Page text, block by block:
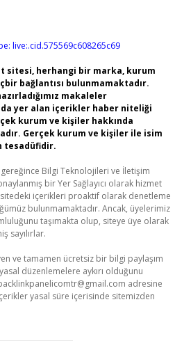
live:.cid.575569c608265c69
sitesi, herhangi bir marka, kurum
bağlantısı bulunmamaktadır.
makaleler
yer alan içerikler haber niteliği
kurum ve kişiler hakkında
Gerçek kurum ve kişiler ile isim
tesadüfidir.
gereğince Bilgi Teknolojileri ve İletişim
bir Yer Sağlayıcı olarak hizmet
içerikleri proaktif olarak denetleme
bulunmamaktadır. Ancak, üyelerimiz
taşımakta olup, siteye üye olarak
sayılırlar.
ve tamamen ücretsiz bir bilgi paylaşım
düzenlemelere aykırı olduğunu
adresine
yasal süre içerisinde sitemizden